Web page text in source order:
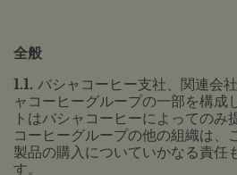
全般
1.1. バシャコーヒー支社、関連会
ャコーヒーグループの一部を構成
トはバシャコーヒーによってのみ
コーヒーグループの他の組織は、
製品の購入についていかなる責任
す。